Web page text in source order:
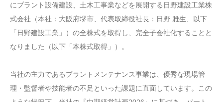
にプラント設備建設、土木工事業などを展開する日野建設工業株
式会社（本社：大阪府堺市、代表取締役社長：日野 雅生、以下
「日野建設工業」）の全株式を取得し、完全子会社化することと
なりました（以下「本株式取得」）。
当社の主力であるプラントメンテナンス事業は、優秀な現場管
理・監督者や技能者の不足といった課題に直面しています。この